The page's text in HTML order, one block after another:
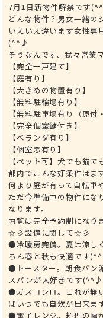
7月1日新物件解禁です
どんな物件？男女一緒の
いえいえ違います女性専
(^^♪
そうなんです、我々営業
【完全一戸建て】
【庭有り】
【大きめの物置有り】
【無料駐輪場有り】
【無料駐車場有り（原付
【完全個室鍵付き】
【ベランダ有り】
【個室窓有り】
【ペット可】犬でも猫で
都内でこんな好条件はま
何より庭が有って自転車
ただ今準備中の物件にな
なります。
内覧は完全予約制になり
☆彡設備に関して☆彡
●冷暖房完備。夏は涼し
ろん春と秋も快適です
●トースター。朝食パン
スパンが大好きです(^^♪
●ガスコンロ。これが無
ばいつでも自炊が出来ま
●電子レンジ。料理の幅